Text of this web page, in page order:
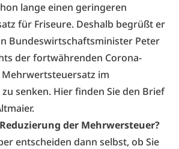
lange einen geringeren
für Friseure. Deshalb begrüßt er
Bundeswirtschaftsminister Peter
der fortwährenden Corona-
im
senken. Hier finden Sie den Brief
der Mehrwersteuer?
entscheiden dann selbst, ob Sie